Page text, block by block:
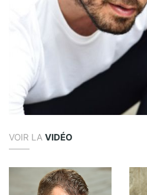
VOIR LA VIDÉO